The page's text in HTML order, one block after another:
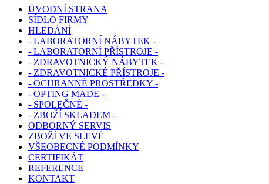
ÚVODNÍ STRANA
SÍDLO FIRMY
HLEDÁNÍ
- LABORATORNÍ NÁBYTEK -
- LABORATORNÍ PŘÍSTROJE -
- ZDRAVOTNICKÝ NÁBYTEK -
- ZDRAVOTNICKÉ PŘÍSTROJE -
- OCHRANNÉ PROSTŘEDKY -
- OPTING MADE -
- SPOLEČNÉ -
- ZBOŽÍ SKLADEM -
ODBORNÝ SERVIS
ZBOŽÍ VE SLEVĚ
VŠEOBECNÉ PODMÍNKY
CERTIFIKÁT
REFERENCE
KONTAKT